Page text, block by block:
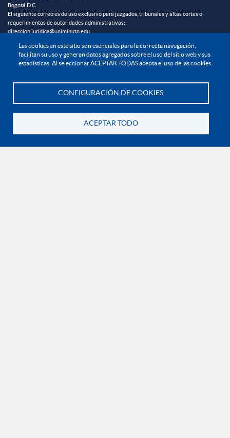
Las cookies en este sitio son esenciales para la correcta navegación,
facilitan su uso y generan datos agregados sobre el uso del sitio web y sus
estadísticas. Al seleccionar ACEPTAR TODAS acepta el uso de las cookies
CONFIGURACIÓN DE COOKIES
ACEPTAR TODO
Bogotá D.C.
El siguiente correo es de uso exclusivo para juzgados, tribunales y altas cortes o
requerimientos de autoridades administrativas:
direccion.juridica@uniminuto.edu
INFORMACIÓN LEGAL
Derechos Pecuniarios
Reglamento estudiantil